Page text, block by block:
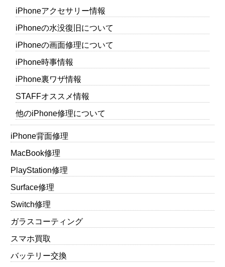
iPhoneアクセサリー情報
iPhoneの水没復旧について
iPhoneの画面修理について
iPhone時事情報
iPhone裏ワザ情報
STAFFオススメ情報
他のiPhone修理について
iPhone背面修理
MacBook修理
PlayStation修理
Surface修理
Switch修理
ガラスコーティング
スマホ買取
バッテリー交換